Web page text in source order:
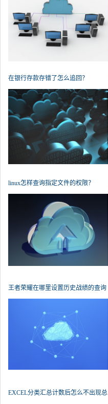
在银行存款存错了怎么追回？
linux怎样查询指定文件的权限？
王者荣耀在哪里设置历史战绩的查询
EXCEL分类汇总计数后怎么不出现总